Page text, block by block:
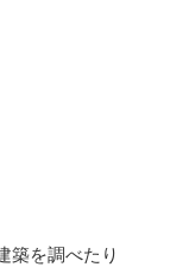
築を調べたり